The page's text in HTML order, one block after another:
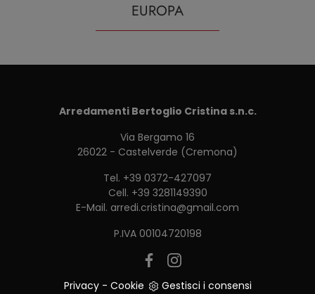
EUROPA
Arredamenti Bertoglio Cristina s.n.c.
Via Bergamo 16
26022 - Castelverde (Cremona)
Tel. +39 0372-427097
Cell. +39 3281149390
E-Mail. arredi.cristina@gmail.com
P.IVA 00104720198
Privacy- Cookie
Gestisci i consensi